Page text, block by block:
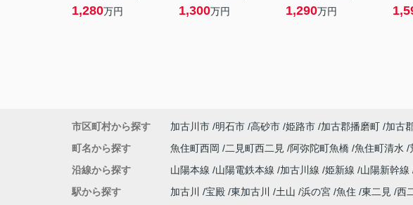
1,280万円 1,300万円 1,290万円
市区町村から探す 加古川市 明石市 高砂市 姫路市 加古郡播磨町 加古
町名から探す
魚住町西岡 二見町西二見 阿弥陀町魚橋 魚住町清水
沿線から探す
山陽本線 山陽電鉄本線 加古川線 姫新線 山陽新幹線
駅から探す
加古川 宝殿 東加古川 土山 浜の宮 魚住 東二見 西